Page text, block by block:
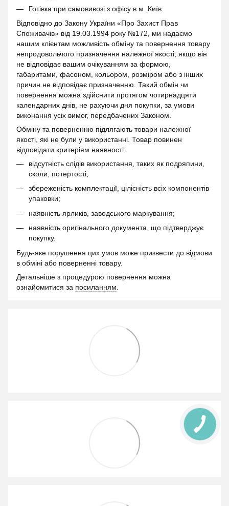
Готівка при самовивозі з офісу в м. Київ.
Відповідно до Закону України «Про Захист Прав
Споживачів» від 19.03.1994 року №172, ми надаємо
нашим клієнтам можливість обміну та повернення товару
непродовольчого призначення належної якості, якщо він
не відповідає вашим очікуванням за формою,
габаритами, фасоном, кольором, розміром або з інших
причин не відповідає призначенню. Такий обмін чи
повернення можна здійснити протягом чотирнадцяти
календарних днів, не рахуючи дня покупки, за умови
виконання усіх вимог, передбачених Законом.
Обміну та поверненню підлягають товари належної
якості, які не були у використанні. Товар повинен
відповідати критеріям наявності:
відсутність слідів використання, таких як подряпини,
сколи, потертості;
збереженість комплектації, цілісність всіх компонентів
упаковки;
наявність ярликів, заводського маркування;
наявність оригінального документа, що підтверджує
покупку.
Будь-яке порушення цих умов може призвести до відмови
в обміні або поверненні товару.
Детальніше з процедурою повернення можна
ознайомитися за посиланням